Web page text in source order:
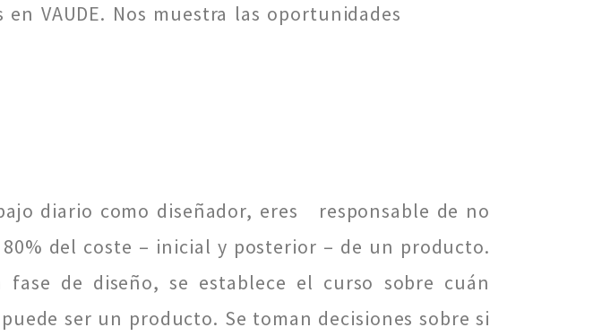
VAUDE. Nos muestra las oportunidades
diario como diseñador, eres responsable de no
del coste – inicial y posterior – de un producto.
fase de diseño, se establece el curso sobre cuán
ser un producto. Se toman decisiones sobre si